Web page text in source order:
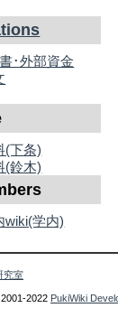
･外部資金
(下条)
(鈴木)
wiki(学内)
究室
2022 PukiWiki